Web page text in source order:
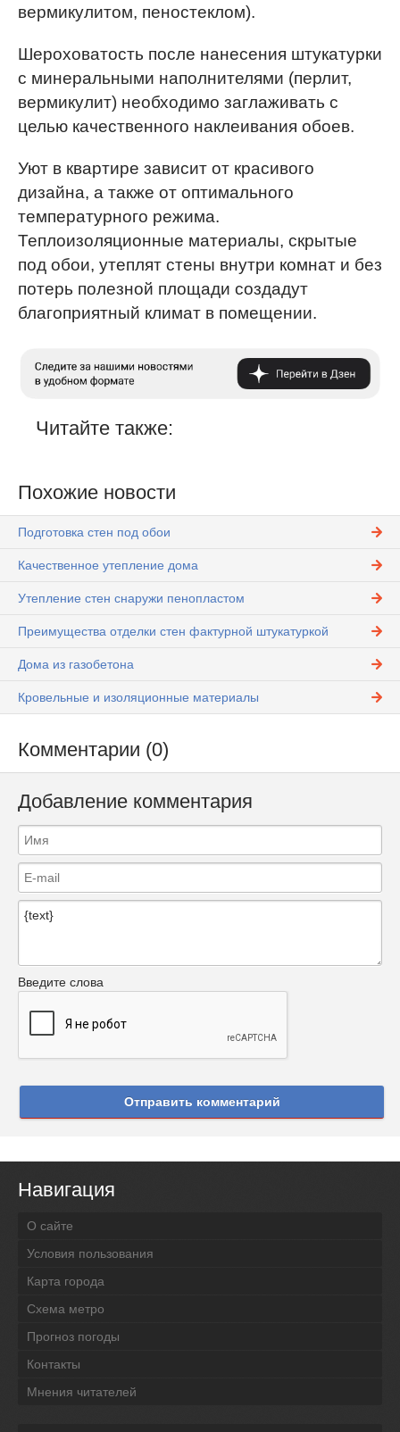
вермикулитом, пеностеклом).
Шероховатость после нанесения штукатурки
с минеральными наполнителями (перлит,
вермикулит) необходимо заглаживать с
целью качественного наклеивания обоев.
Уют в квартире зависит от красивого
дизайна, а также от оптимального
температурного режима.
Теплоизоляционные материалы, скрытые
под обои, утеплят стены внутри комнат и без
потерь полезной площади создадут
благоприятный климат в помещении.
Читайте также:
Похожие новости
Подготовка стен под обои
Качественное утепление дома
Утепление стен снаружи пенопластом
Преимущества отделки стен фактурной штукатуркой
Дома из газобетона
Кровельные и изоляционные материалы
Комментарии (0)
Добавление комментария
Введите слова
Отправить комментарий
Навигация
О сайте
Условия пользования
Карта города
Схема метро
Прогноз погоды
Контакты
Мнения читателей